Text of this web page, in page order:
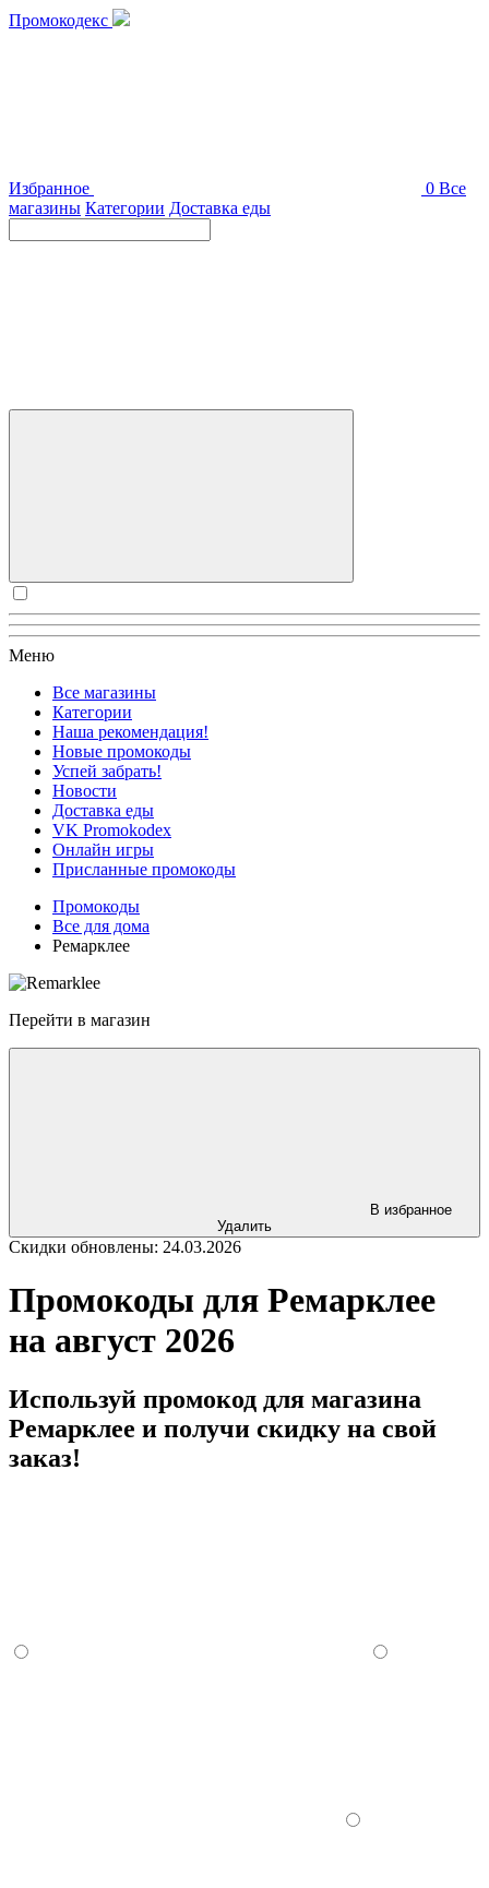
Промокодекс
Избранное 0 Все
магазины Категории Доставка еды
Меню
Все магазины
Категории
Наша рекомендация!
Новые промокоды
Успей забрать!
Новости
Доставка еды
VK Promokodex
Онлайн игры
Присланные промокоды
Промокоды
Все для дома
Ремарклее
Перейти в магазин
В избранное
Удалить
Скидки обновлены: 24.03.2026
Промокоды для Ремарклее
на август 2026
Используй промокод для магазина
Ремарклее и получи скидку на свой
заказ!